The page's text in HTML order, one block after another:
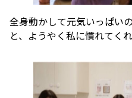
全身動かして元気いっぱい
と、ようやく私に慣れてく